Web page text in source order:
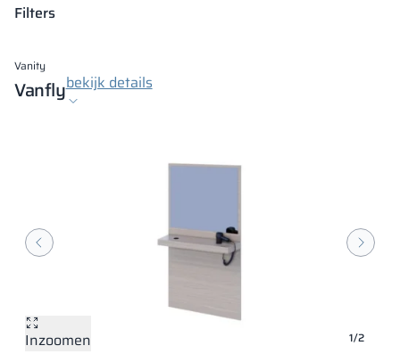
Filters
Vanity
Vanflybekijk details
1/2
Inzoomen
Inzoomen